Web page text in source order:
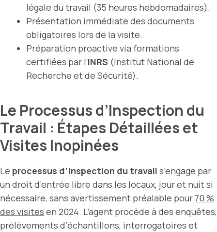
légale du travail (35 heures hebdomadaires).
Présentation immédiate des documents
obligatoires lors de la visite.
Préparation proactive via formations
certifiées par l’INRS (Institut National de
Recherche et de Sécurité).
Le Processus d’Inspection du
Travail : Étapes Détaillées et
Visites Inopinées
Le processus d’inspection du travail s’engage par
un droit d’entrée libre dans les locaux, jour et nuit si
nécessaire, sans avertissement préalable pour 70 %
des visites en 2024. L’agent procède à des enquêtes,
prélèvements d’échantillons, interrogatoires et